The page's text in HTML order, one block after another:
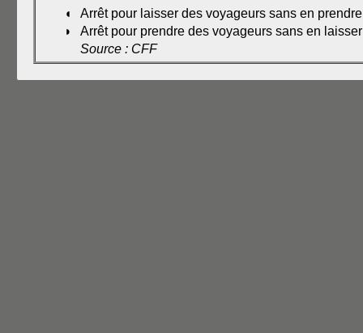
◖
Arrêt pour laisser des voyageurs sans en prendre
◗
Arrêt pour prendre des voyageurs sans en laisser
Source : CFF